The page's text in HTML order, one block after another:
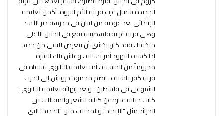
الجديدة شمال غرب قريته الأم البروة. أكمل تعليمه
الإبتدائي بعد عودته من لبنان في مدرسة دير الأسد
وهي قريه عربية فلسطينية تقع في الجليل الأعلى
متخفيا ، فقد كان يخشى أن يتعرض للنفي من جديد
إذا كشف اليهود أمر تسلله ، وعاش تلك الفترة
محروماً من الجنسية ، أما تعليمه الثانوي فتلقاه في
قرية كفر ياسيف . انضم محمود درويش إلى الحزب
الشيوعي في فلسطين ، وبعد إنهائه تعليمه الثانوي ،
كانت حياته عبارة عن كتابة للشعر والمقالات في
الجرائد مثل "الإتحاد" والمجلات مثل "الجديد" التي